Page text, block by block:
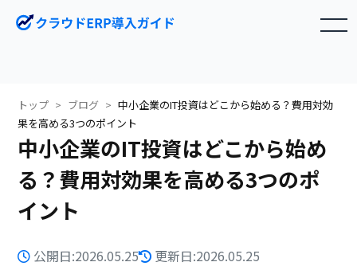
toggle navigation
トップ ブログ
中小企業のIT投資はどこから始める？費用対効
果を高める3つのポイント
中小企業のIT投資はどこから始め
る？費用対効果を高める3つのポ
イント
公開日:2026.05.25
更新日:2026.05.25